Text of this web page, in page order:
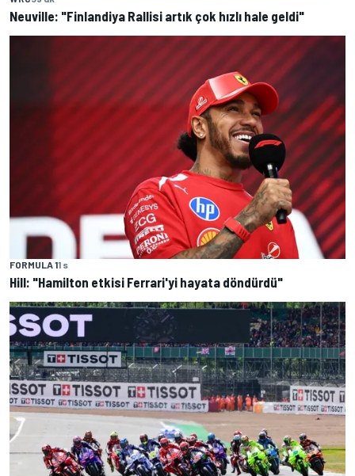
Neuville: "Finlandiya Rallisi artık çok hızlı hale geldi"
FORMULA 11 s
Hill: "Hamilton etkisi Ferrari'yi hayata döndürdü"